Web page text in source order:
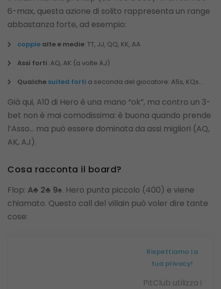
6-max, questa azione di solito rappresenta un range
abbastanza forte, ad esempio:
coppie alte e medie: TT, JJ, QQ, KK, AA
Assi forti: AQ, AK (a volte AJ)
Qualche suited forti a seconda del giocatore: A5s, KQs…
Già qui, A10 di Hero è una mano “ok”, ma contro un 3-
bet non è mai comodissima: è buona quando prende
l’Asso… ma può essere dominata da assi migliori (AQ,
AK, AJ).
Cosa racconta il board?
Flop: A♣ 2♣ 9♠. Hero punta piccolo (400) e viene
chiamato. Questo call del villain può voler dire tante
cose:
Rispettiamo la
tua privacy!
PitClub utilizza i